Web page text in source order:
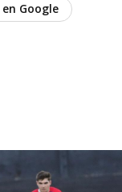
Google